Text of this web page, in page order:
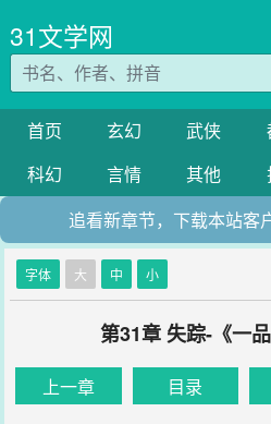
31文学网
首页 玄幻 武侠
科幻
言情 其他
追看新章节，下载本站客
字体 大 中 小
第31章 失踪-《一
上一章 目录